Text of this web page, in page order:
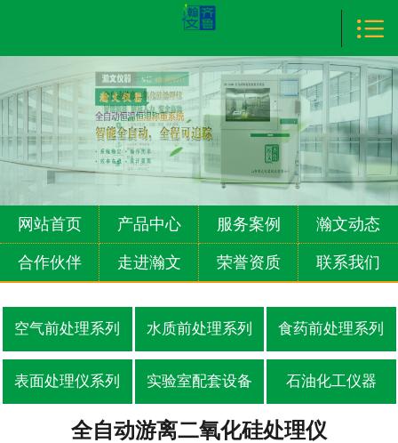
产品中心
服务案例
瀚文动态
合作伙伴
走进瀚文
联系我们

网站首页 产品中心 服务案例 瀚文动态
合作伙伴 走进瀚文 荣誉资质 联系我们
空气前处理系列 水质前处理系列 食药前处理系列
表面处理仪系列 实验室配套设备 石油化工仪器
全自动游离二氧化硅处理仪